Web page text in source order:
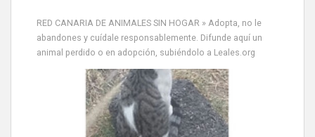
RED CANARIA DE ANIMALES SIN HOGAR » Adopta, no le
abandones y cuídale responsablemente. Difunde aquí un
animal perdido o en adopción, subiéndolo a Leales.org